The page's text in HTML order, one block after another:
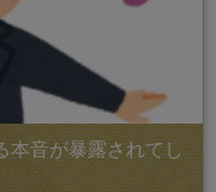
本音が暴露されてし